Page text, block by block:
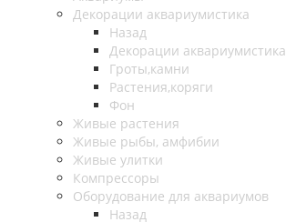
Декорации аквариумистика
Назад
Декорации аквариумистика
Гроты,камни
Растения,коряги
Фон
Живые растения
Живые рыбы, амфибии
Живые улитки
Компрессоры
Оборудование для аквариумов
Назад